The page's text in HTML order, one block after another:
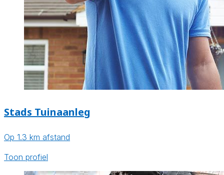
Stads Tuinaanleg
Op 1.3 km afstand
Toon profiel